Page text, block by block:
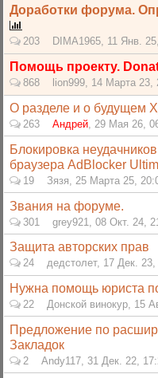
Доработки форума.
203 DIMA1965, 11 Янв.
Помощь проекту.
868 lion999, 14 Марта 23,
О разделе и о будущем
263 Андрей, 29 Мая 26,
Блокировка
браузера AdBlocker
19 Зязя 25 Марта 25,
Звания на форуме.
301 grey921 08 Окт. 24,
Защита авторских прав
24 дедстолет, 17 Дек. 23,
Нужна помощь юриста
22 Донской винокур, 15
Предложение по
Закладок
2 Andy117, 31 Дек. 22,